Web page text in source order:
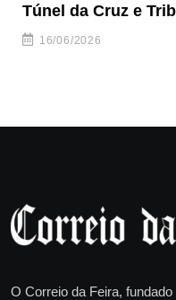
Túnel da Cruz e
16/06/2026
O Correio da Feira,